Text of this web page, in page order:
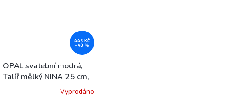
443 KČ
–40 %
OPAL svatební modrá,
Talíř mělký NINA 25 cm,
krajka, porcelán ThunVyprodáno